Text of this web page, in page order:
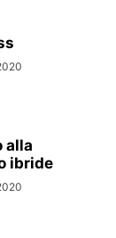
alla
ibride